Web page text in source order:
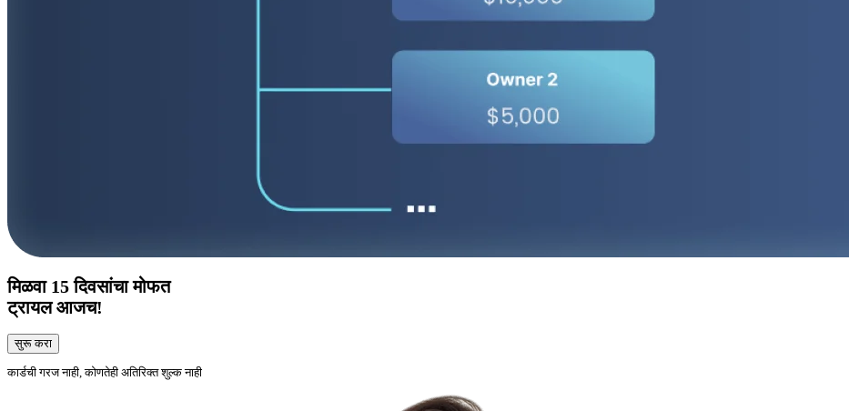
मिळवा 15 दिवसांचा मोफत
ट्रायल आजच!
सुरू करा
कार्डची गरज नाही, कोणतेही अतिरिक्त शुल्क नाही